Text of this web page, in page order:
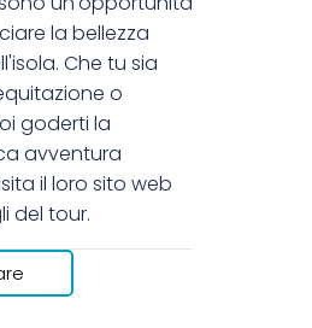
la bellezza
Che tu sia
o
goderti la
avventura
il loro sito web
del tour.